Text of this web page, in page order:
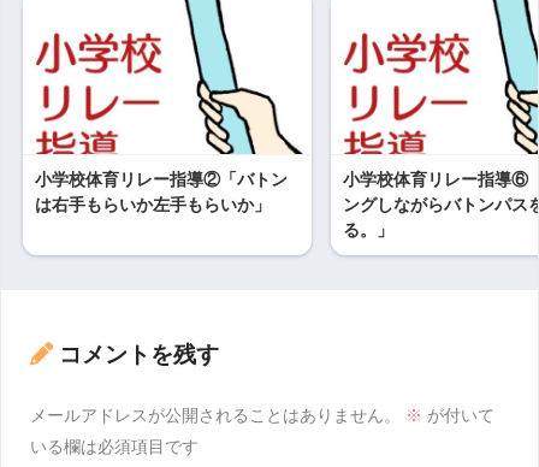
小学校体育リレー指導②「バトン
は右手もらいか左手もらいか」
小学校体育リレー指導⑥
ングしながらバトンパス
る。」
コメントを残す
メールアドレスが公開されることはありません。 ※ が付いて
いる欄は必須項目です